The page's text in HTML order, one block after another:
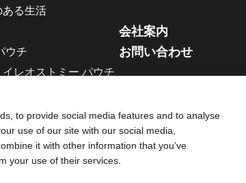
to provide social media features and to analyse
use of our site with our social media,
it with other information that you’ve
your use of their services.
ある生活
ウチ
レオストミー パウチ
ー
シート
会社案内
お問い合わせ